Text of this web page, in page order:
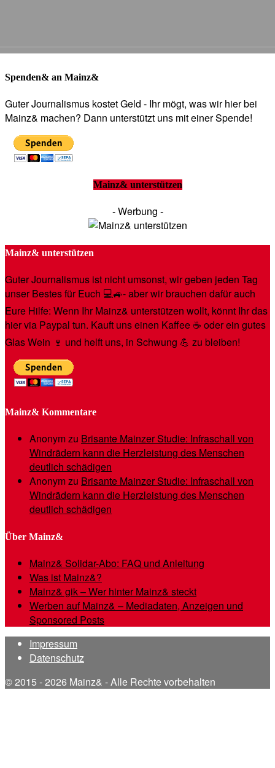
Spenden& an Mainz&
Guter Journalismus kostet Geld - Ihr mögt, was wir hier bei
Mainz& machen? Dann unterstützt uns mit einer Spende!
Mainz& unterstützen
- Werbung -
Mainz& unterstützen
Guter Journalismus ist nicht umsonst, wir geben jeden Tag
unser Bestes für Euch 💻🚙- aber wir brauchen dafür auch
Eure Hilfe: Wenn Ihr Mainz& unterstützen wollt, könnt Ihr das
hier via Paypal tun. Kauft uns einen Kaffee ☕️ oder ein gutes
Glas Wein 🍷 und helft uns, in Schwung 💪 zu bleiben!
Mainz& Kommentare
Anonymzu Brisante Mainzer Studie: Infraschall von
Windrädern kann die Herzleistung des Menschen
deutlich schädigen
Anonymzu Brisante Mainzer Studie: Infraschall von
Windrädern kann die Herzleistung des Menschen
deutlich schädigen
Über Mainz&
Mainz& Solidar-Abo: FAQ und Anleitung
Was ist Mainz&?
Mainz& gik – Wer hinter Mainz& steckt
Werben auf Mainz& – Mediadaten, Anzeigen und
Sponsored Posts
Impressum
Datenschutz
© 2015 - 2026 Mainz& - Alle Rechte vorbehalten